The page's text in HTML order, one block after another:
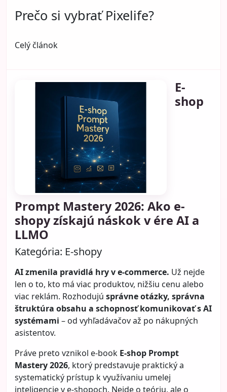
Prečo si vybrať Pixelife?
Celý článok
E-
shop
Prompt Mastery 2026: Ako e-
shopy získajú náskok v ére AI a
LLMO
Kategória: E-shopy
AI zmenila pravidlá hry v e-commerce. Už nejde
len o to, kto má viac produktov, nižšiu cenu alebo
viac reklám. Rozhodujú správne otázky, správna
štruktúra obsahu a schopnosť komunikovať s AI
systémami – od vyhľadávačov až po nákupných
asistentov.
Práve preto vznikol e-book E-shop Prompt
Mastery 2026, ktorý predstavuje praktický a
systematický prístup k využívaniu umelej
inteligencie v e-shopoch. Nejde o teóriu, ale o